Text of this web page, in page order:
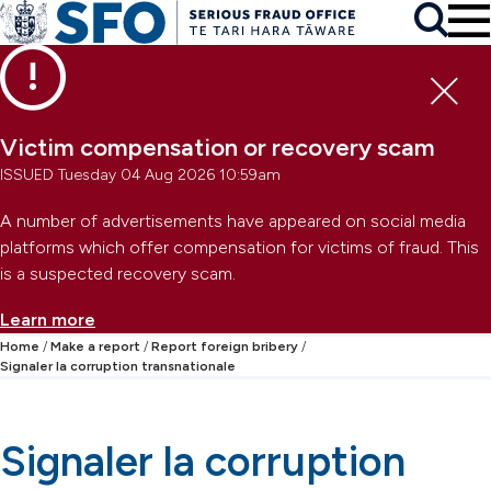
Skip to main content
Skip to primary navigation
Skip to secondary navigation
Victim compensation or recovery scam
ISSUED Tuesday 04 Aug 2026 10:59am
A number of advertisements have appeared on social media
platforms which offer compensation for victims of fraud. This
is a suspected recovery scam.
Learn more
Search
Home Make a report
Report foreign bribery
Signaler la corruption transnationale
Signaler la corruption